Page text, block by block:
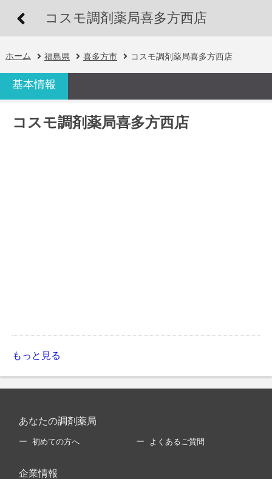
コスモ調剤薬局喜多方西店
ホーム 福島県 喜多方市 コスモ調剤薬局喜多方西店
基本情報
コスモ調剤薬局喜多方西店
もっと見る
あなたの調剤薬局
初めての方へ よくあるご質問
企業情報